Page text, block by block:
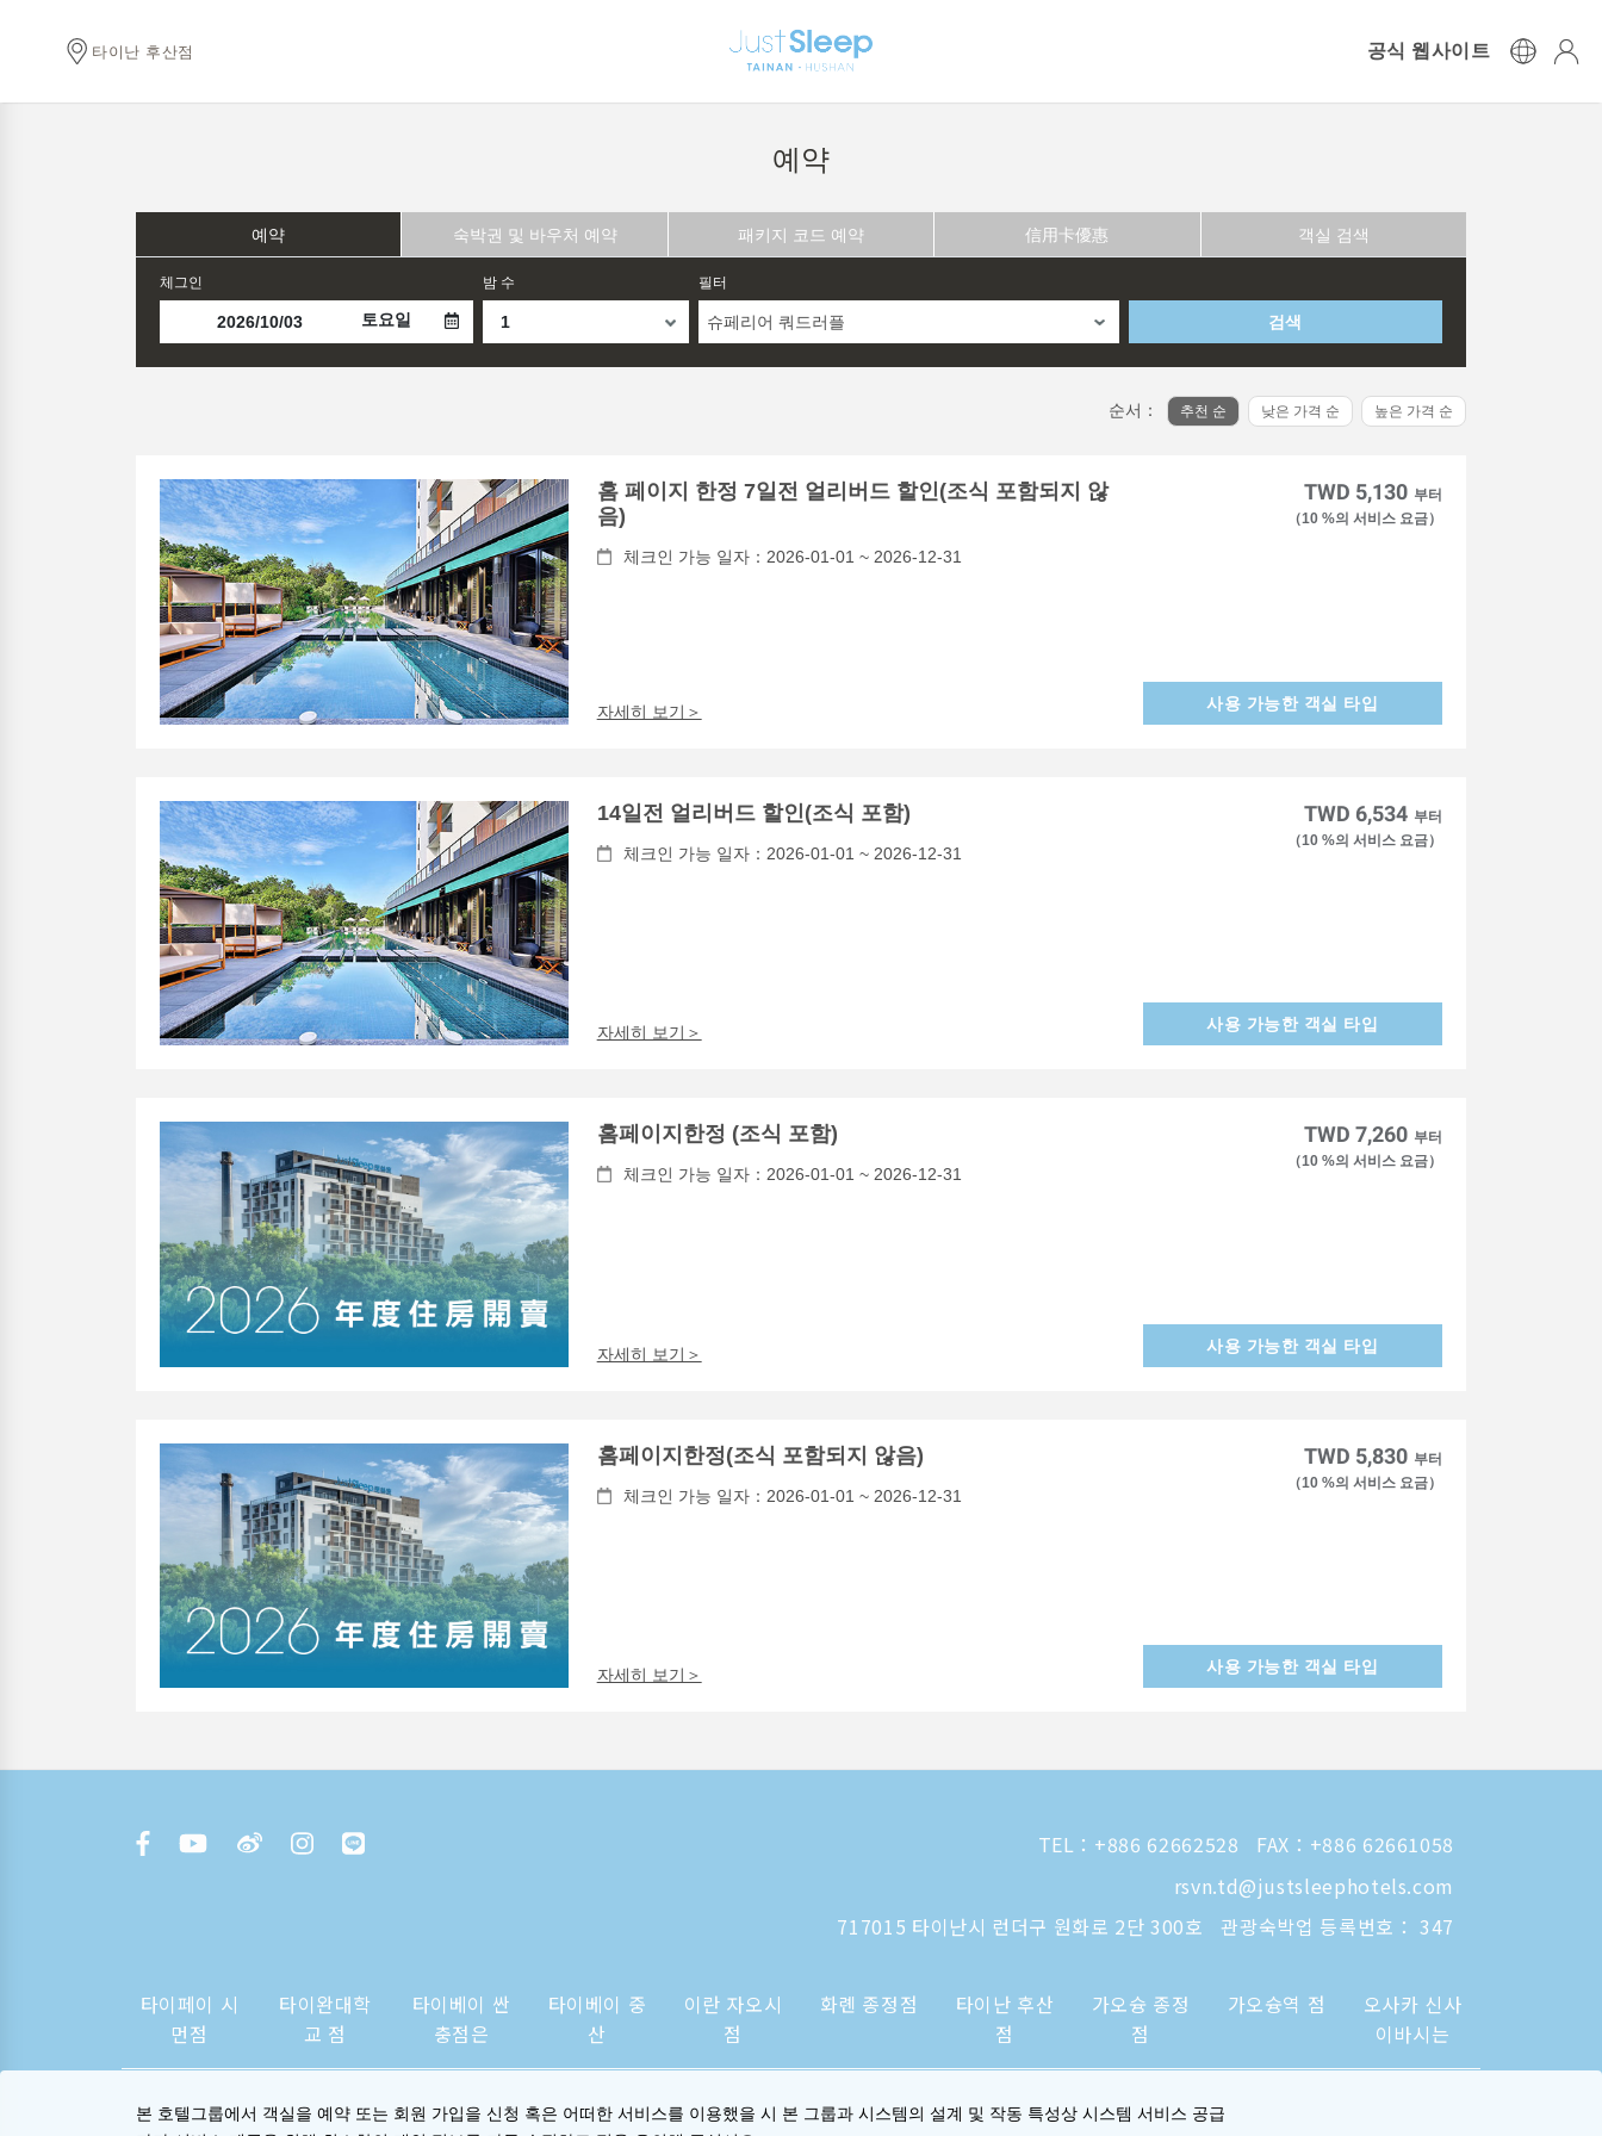
타이난 후산점 공식 웹사이트
예약
예약 숙박권 및 바우처 예약 패키지 코드 예약 信用卡優惠 객실 검색
체그인
토요일
밤 수 필터
슈페리어 쿼드러플 검색
순서： 추천 순 낮은 가격 순 높은 가격 순
홈 페이지 한정 7일전 얼리버드 할인(조식 포함되지 않
음)
체크인 가능 일자：2026-01-01 ~ 2026-12-31
자세히 보기＞
TWD 5,130 부터
（10 %의 서비스 요금）
사용 가능한 객실 타입
14일전 얼리버드 할인(조식 포함)
체크인 가능 일자：2026-01-01 ~ 2026-12-31
자세히 보기＞
TWD 6,534 부터
（10 %의 서비스 요금）
사용 가능한 객실 타입
홈페이지한정 (조식 포함)
체크인 가능 일자：2026-01-01 ~ 2026-12-31
자세히 보기＞
TWD 7,260 부터
（10 %의 서비스 요금）
사용 가능한 객실 타입
홈페이지한정(조식 포함되지 않음)
체크인 가능 일자：2026-01-01 ~ 2026-12-31
자세히 보기＞
TWD 5,830 부터
（10 %의 서비스 요금）
사용 가능한 객실 타입
TEL： +886 62662528
FAX：+886 62661058
rsvn.td@justsleephotels.com
717015 타이난시 런더구 원화로 2단 300호
관광숙박업 등록번호： 347
타이페이 시
먼점
타이완대학
교 점
타이베이 싼
충점은
타이베이 중
산
이란 자오시
점
화롄 종정점
타이난 후산
점
가오슝 종정
점
가오슝역 점
오사카 신사
이바시는
본 호텔그룹에서 객실을 예약 또는 회원 가입을 신청 혹은 어떠한 서비스를 이용했을 시 본 그룹과 시스템의 설계 및 작동 특성상 시스템 서비스 공급